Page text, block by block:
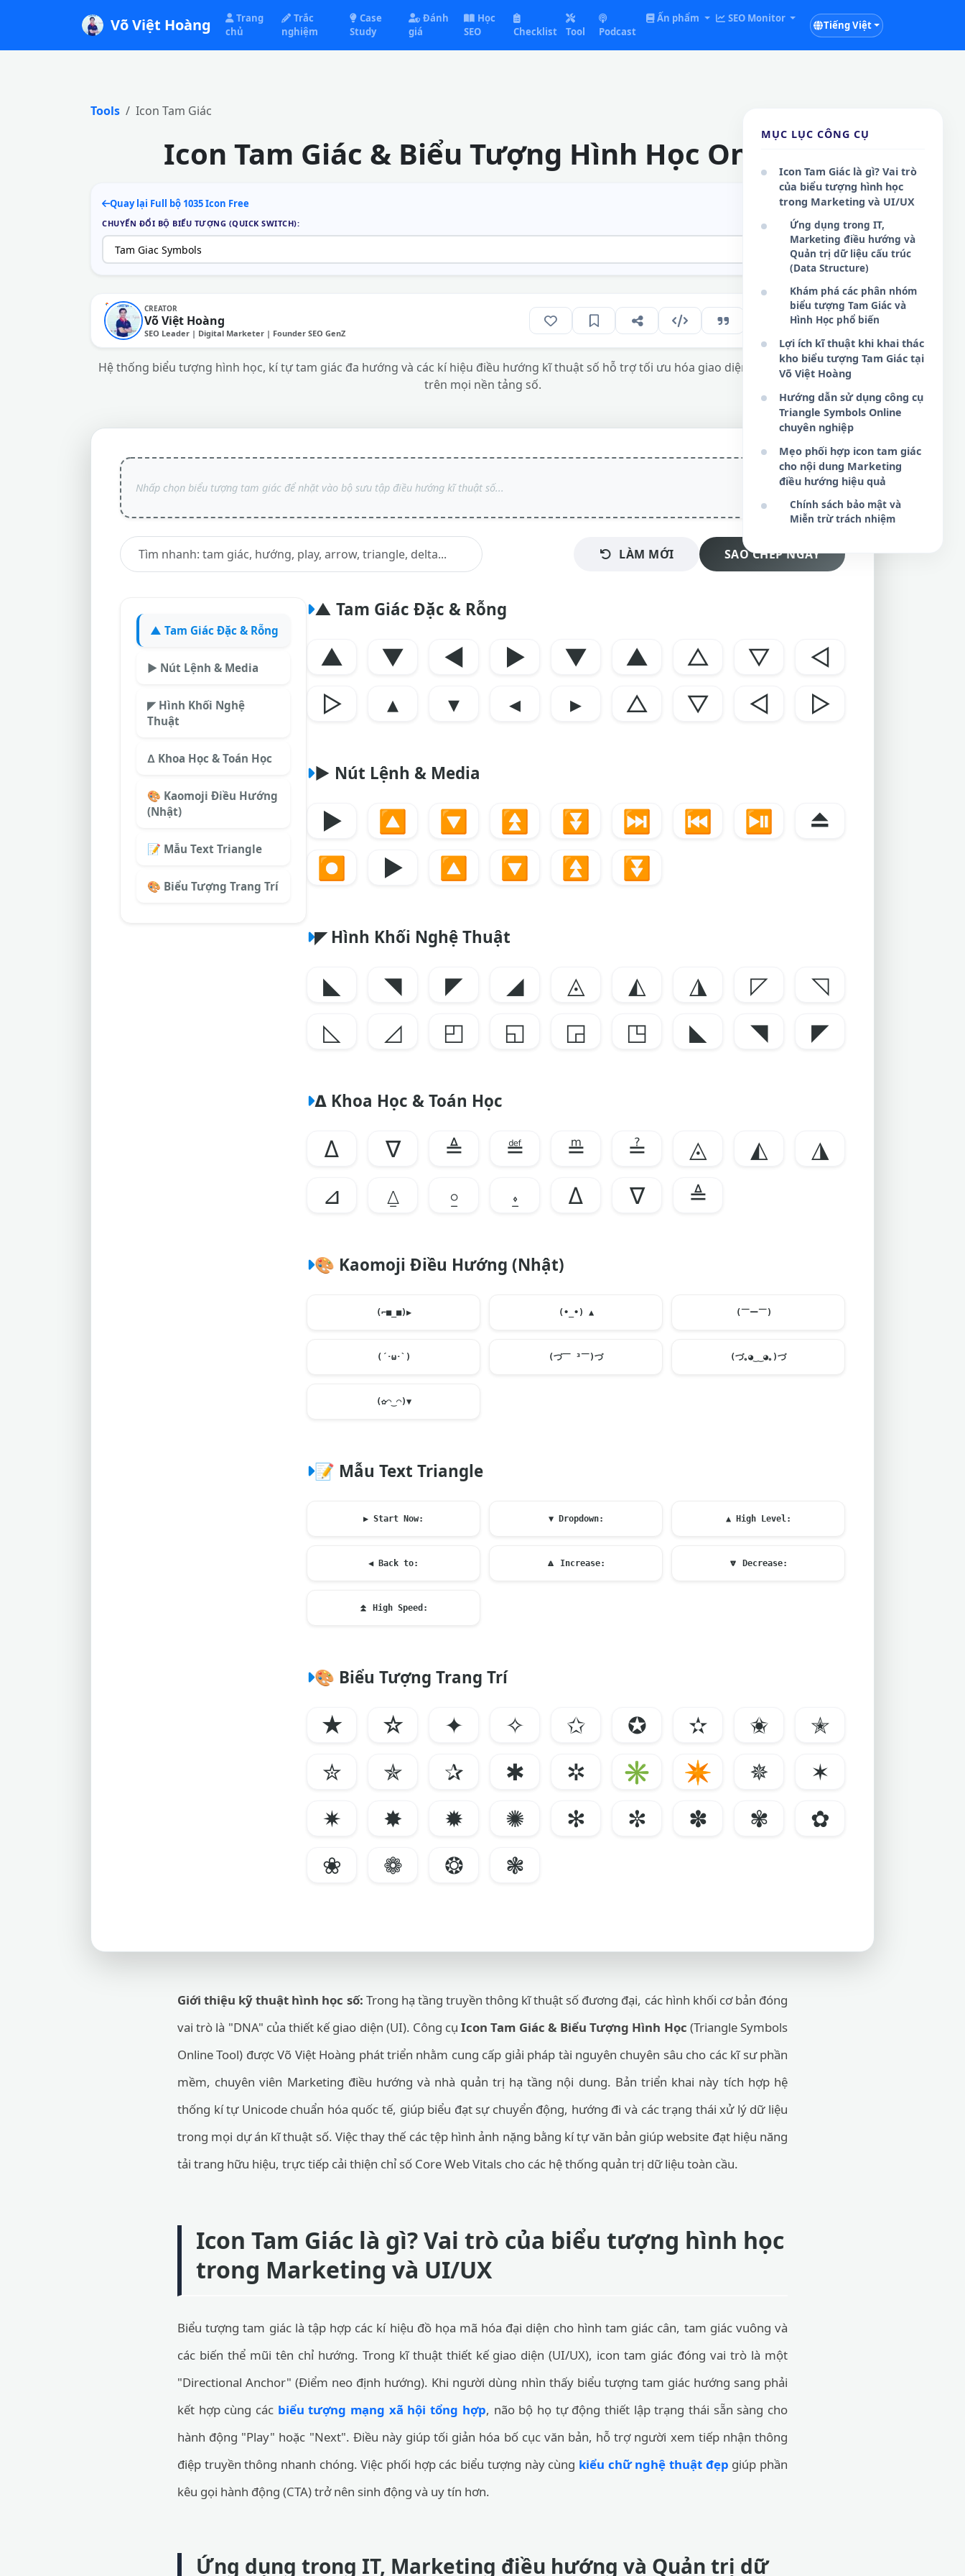
Võ Việt Hoàng
Trang
chủ
Trắc
nghiệm
Case
Study
Đánh
giá
Học
SEO
Checklist Tool Podcast
Ấn phẩm SEO Monitor
Tiếng Việt
Tools Icon Tam Giác
Icon Tam Giác & Biểu Tượng Hình Học Online
Quay lại Full bộ 1035 Icon Free
CHUYỂN ĐỔI BỘ BIỂU TƯỢNG (QUICK SWITCH):
CREATOR
Võ Việt Hoàng
SEO Leader | Digital Marketer | Founder SEO GenZ
268
Hệ thống biểu tượng hình học, kí tự tam giác đa hướng và các kí hiệu điều hướng kĩ thuật số hỗ trợ tối ưu hóa giao diện người dùng hữu hiệu
trên mọi nền tảng số.
LÀM MỚI SAO CHÉP NGAY
▲ Tam Giác Đặc & Rỗng
▶️ Nút Lệnh & Media
◤ Hình Khối Nghệ
Thuật
∆ Khoa Học & Toán Học
🎨 Kaomoji Điều Hướng
(Nhật)
📝 Mẫu Text Triangle
🎨 Biểu Tượng Trang Trí
▲ Tam Giác Đặc & Rỗng
▲ ▼ ◀ ▶ ▼ ▲ △ ▽
◁
▷
▴ ▾ ◂ ▸ △ ▽ ◁ ▷
▶️ Nút Lệnh & Media
▶️ 🔼 🔽 ⏫ ⏬ ⏭️ ⏮️ ⏯️
⏏️
⏺️
▶️ 🔼 🔽 ⏫ ⏬
◤ Hình Khối Nghệ Thuật
◣ ◥ ◤ ◢ ◬ ◭ ◮ ◸
◹
◺
◿ ◰ ◱ ◲ ◳ ◣ ◥ ◤
∆ Khoa Học & Toán Học
∆ ∇ ≜ ≝ ≞ ≟ ◬ ◭
◮
⊿
⍙ ⍛ ⍚ ∆ ∇ ≜
🎨 Kaomoji Điều Hướng (Nhật)
(⌐■_■)▶️ (•_•) ▲ (￣ー￣)ゞ
(´･ω･`) (づ￣ ³￣)づ (づ｡◕‿‿◕｡)づ
(✿◠‿◠)▼
📝 Mẫu Text Triangle
▶️ Start Now: ▼ Dropdown: ▲ High Level:
◀Back to: 🔼 Increase: 🔽 Decrease:
⏫ High Speed:
🎨 Biểu Tượng Trang Trí
★ ☆ ✦ ✧ ✩ ✪ ✫ ✬
✭
✮
✯ ✰ ✱ ✲ ✳ ✴ ✵
✶
✷
✸ ✹ ✺ ✻ ✼ ✽ ✾
✿
❀
❁ ❂ ❃
Giới thiệu kỹ thuật hình học số: Trong hạ tầng truyền thông kĩ thuật số đương đại, các hình khối cơ bản đóng
vai trò là "DNA" của thiết kế giao diện (UI). Công cụIcon Tam Giác & Biểu Tượng Hình Học (Triangle Symbols
Online Tool) được Võ Việt Hoàng phát triển nhằm cung cấp giải pháp tài nguyên chuyên sâu cho các kĩ sư phần
mềm, chuyên viên Marketing điều hướng và nhà quản trị hạ tầng nội dung. Bản triển khai này tích hợp hệ
thống kí tự Unicode chuẩn hóa quốc tế, giúp biểu đạt sự chuyển động, hướng đi và các trạng thái xử lý dữ liệu
trong mọi dự án kĩ thuật số. Việc thay thế các tệp hình ảnh nặng bằng kí tự văn bản giúp website đạt hiệu năng
tải trang hữu hiệu, trực tiếp cải thiện chỉ số Core Web Vitals cho các hệ thống quản trị dữ liệu toàn cầu.
Icon Tam Giác là gì? Vai trò của biểu tượng hình học
trong Marketing và UI/UX
Biểu tượng tam giác là tập hợp các kí hiệu đồ họa mã hóa đại diện cho hình tam giác cân, tam giác vuông và
các biến thể mũi tên chỉ hướng. Trong kĩ thuật thiết kế giao diện (UI/UX), icon tam giác đóng vai trò là một
"Directional Anchor" (Điểm neo định hướng). Khi người dùng nhìn thấy biểu tượng tam giác hướng sang phải
kết hợp cùng các biểu tượng mạng xã hội tổng hợp, não bộ họ tự động thiết lập trạng thái sẵn sàng cho
hành động "Play" hoặc "Next". Điều này giúp tối giản hóa bố cục văn bản, hỗ trợ người xem tiếp nhận thông
điệp truyền thông nhanh chóng. Việc phối hợp các biểu tượng này cùng kiểu chữ nghệ thuật đẹp giúp phần
kêu gọi hành động (CTA) trở nên sinh động và uy tín hơn.
Ứng dụng trong IT, Marketing điều hướng và Quản trị dữ
MỤC LỤC CÔNG CỤ
Icon Tam Giác là gì? Vai trò
của biểu tượng hình học
trong Marketing và UI/UX
Ứng dụng trong IT,
Marketing điều hướng và
Quản trị dữ liệu cấu trúc
(Data Structure)
Khám phá các phân nhóm
biểu tượng Tam Giác và
Hình Học phổ biến
Lợi ích kĩ thuật khi khai thác
kho biểu tượng Tam Giác tại
Võ Việt Hoàng
Hướng dẫn sử dụng công cụ
Triangle Symbols Online
chuyên nghiệp
Mẹo phối hợp icon tam giác
cho nội dung Marketing
điều hướng hiệu quả
Chính sách bảo mật và
Miễn trừ trách nhiệm